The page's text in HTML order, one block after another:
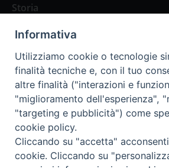
Storia
Abbonamenti
Abbonamento Annuale Digitale
Abbonamento Annuale Cartaceo
Abbonamento Singola Copia
Informativa
Utilizziamo cookie o tecnologie
finalità tecniche e, con il tuo
altre finalità ("interazioni e
"miglioramento dell'esperienza",
"targeting e pubblicità") come
cookie policy.
Cliccando su "accetta"
cookie. Cliccando su